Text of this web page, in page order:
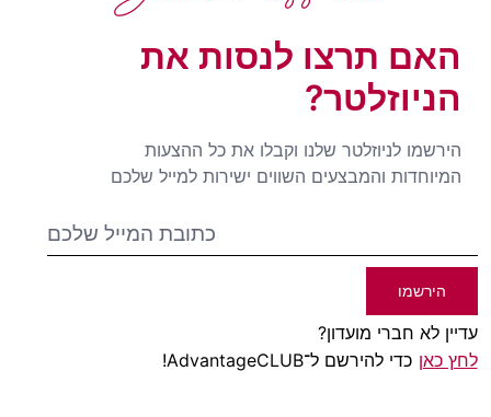
האם תרצו לנסות את
הניוזלטר?
הירשמו לניוזלטר שלנו וקבלו את כל ההצעות
המיוחדות והמבצעים השווים ישירות למייל שלכם
הירשמו
עדיין לא חברי מועדון?
לחץ כאן כדי להירשם ל־AdvantageCLUB!